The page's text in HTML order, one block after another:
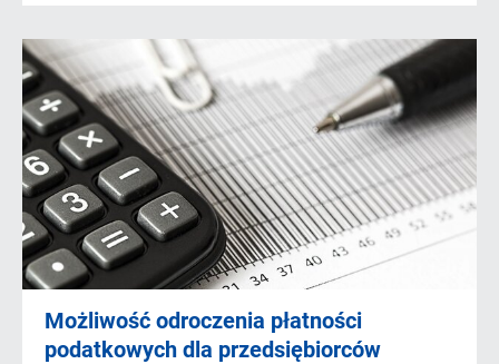
Możliwość odroczenia płatności
podatkowych dla przedsiębiorców